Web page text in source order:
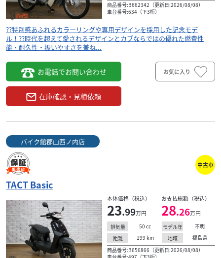
商品番号:B662342（更新日:2026/08/08）
車台番号:634（下3桁）
??特別感あふれるカラーリングや専用デザインを採用した記念モデ
ル！??時代を超えて愛されるデザインとカブならではの優れた燃費性
能・耐久性・扱いやすさを兼ね...
お電話でお問い合わせ
在庫確認・見積依頼
お気に入り
バイク館郡山西ノ内店
中古車
TACT Basic
本体価格（税込）
23.99万円
お支払総額（税込）
28.26万円
排気量 50 cc モデル年
不明
距離
199 km 地域
福島県
商品番号:B656866（更新日:2026/08/08）